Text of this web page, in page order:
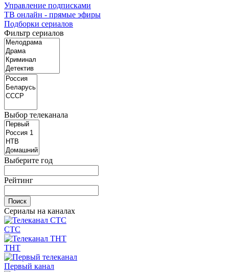
Управление подписками
ТВ онлайн - прямые эфиры
Подборки сериалов
Фильтр сериалов
Выбор телеканала
Выберите год
Рейтинг
Сериалы на каналах
СТС
ТНТ
Первый канал